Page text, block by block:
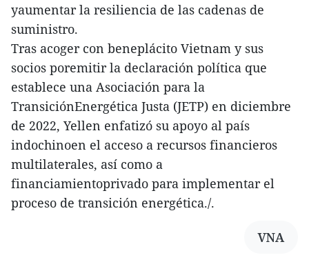
yaumentar la resiliencia de las cadenas de
suministro.
Tras acoger con beneplácito Vietnam y sus
socios poremitir la declaración política que
establece una Asociación para la
TransiciónEnergética Justa (JETP) en diciembre
de 2022, Yellen enfatizó su apoyo al país
indochinoen el acceso a recursos financieros
multilaterales, así como a
financiamientoprivado para implementar el
proceso de transición energética./.
VNA